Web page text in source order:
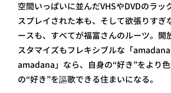
空間いっぱいに並んだVHSやDVDのラッ
スプレイされた本も、そして欲張りすぎ
ースも、すべてが福富さんのルーツ。開
スタマイズもフレキシブルな「
amadana」なら、自身の“好き”をより
の“好き”を謳歌できる住まいになる。